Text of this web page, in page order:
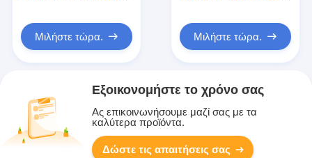
Μιλήστε τώρα. Μιλήστε τώρα.
Εξοικονομήστε το χρόνο σας
Ας επικοινωνήσουμε μαζί σας με τα
καλύτερα προϊόντα.
Δώστε τις απαιτήσεις σας